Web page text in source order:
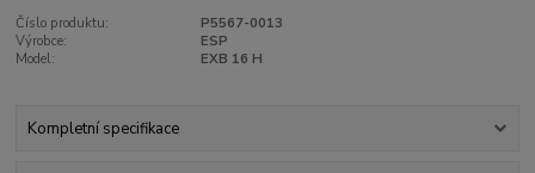
Číslo produktu:
P5567-0013
Výrobce:
ESP
Model:
EXB 16 H
Kompletní specifikace